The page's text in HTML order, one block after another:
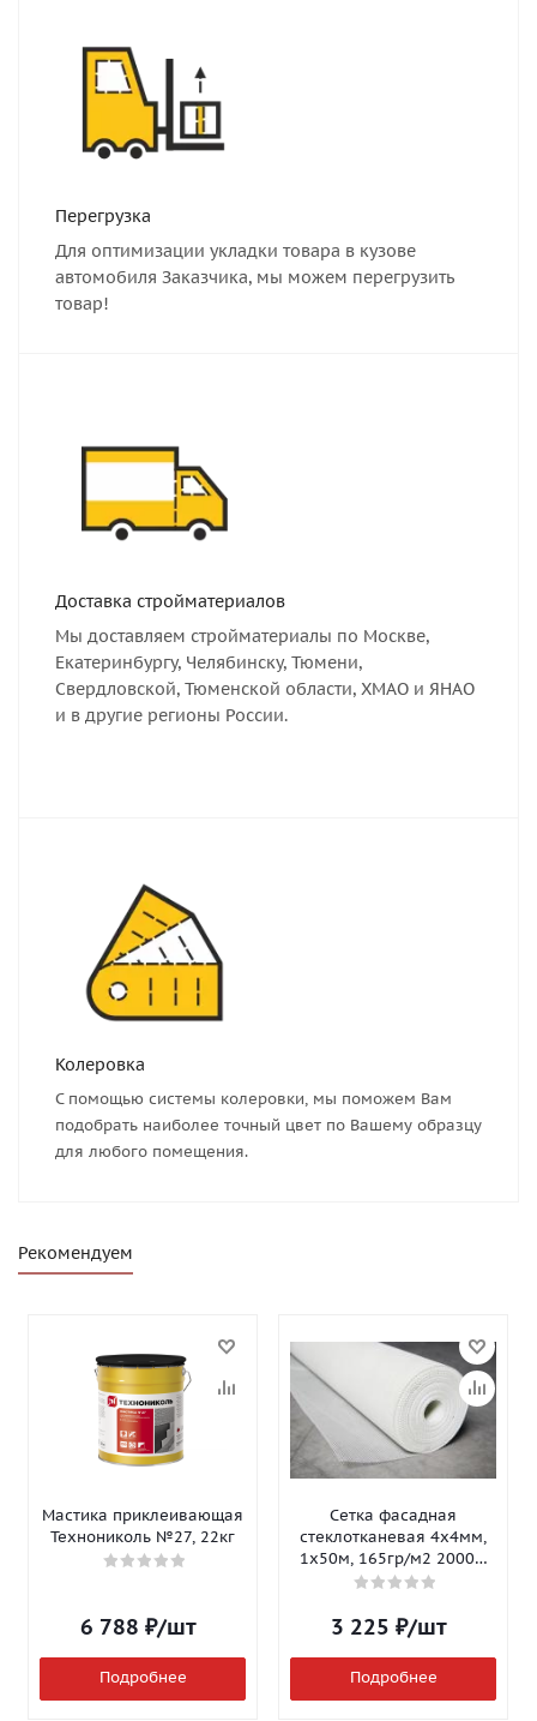
Перегрузка
Для оптимизации укладки товара в кузове
автомобиля Заказчика, мы можем перегрузить
товар!
Доставка стройматериалов
Мы доставляем стройматериалы по Москве,
Екатеринбургу, Челябинску, Тюмени,
Свердловской, Тюменской области, ХМАО и ЯНАО
и в другие регионы России.
Колеровка
С помощью системы колеровки, мы поможем Вам
подобрать наиболее точный цвет по Вашему образцу
для любого помещения.
Рекомендуем
Мастика приклеивающая
Технониколь №27, 22кг
6 788 ₽/шт
Подробнее
Сетка фасадная
стеклотканевая 4х4мм,
1х50м, 165гр/м2 2000Н
Isomax-165
3 225 ₽/шт
Подробнее